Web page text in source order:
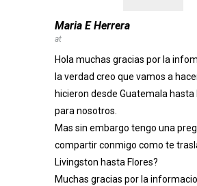
Maria E Herrera
at
Hola muchas gracias por la
la verdad creo que vamos a
hicieron desde Guatemala
para nosotros.
Mas sin embargo tengo una
compartir conmigo como te
Livingston hasta Flores?
Muchas gracias por la